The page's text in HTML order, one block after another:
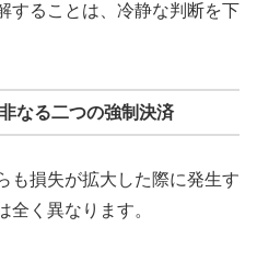
することは、冷静な判断を下
なる二つの強制決済
も損失が拡大した際に発生す
全く異なります。